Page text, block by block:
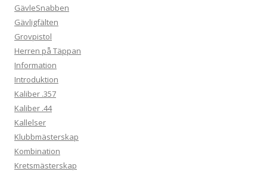
GävleSnabben
Gävligfälten
Grovpistol
Herren på Täppan
Information
Introduktion
Kaliber .357
Kaliber .44
Kallelser
Klubbmästerskap
Kombination
Kretsmästerskap